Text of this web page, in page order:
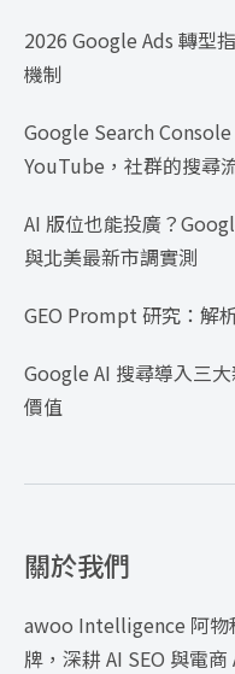
2026 Google Ads 轉型
機制
Google Search
YouTube，社群的搜尋
AI 版位也能投廣？
與北美最新市調實測
GEO Prompt 研究：解
Google AI 搜尋導入三
價值
關於我們
awoo Intelligence 阿物
牌，深耕 AI SEO 與電